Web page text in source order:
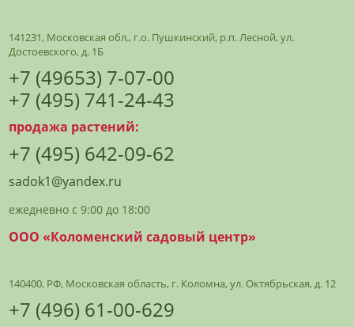
141231, Московская обл., г.о. Пушкинский, р.п. Лесной, ул.
Достоевского, д. 1Б
+7 (49653) 7-07-00
+7 (495) 741-24-43
продажа растений:
+7 (495) 642-09-62
sadok1@yandex.ru
ежедневно с 9:00 до 18:00
ООО «Коломенский садовый центр»
140400, РФ, Московская область, г. Коломна, ул. Октябрьская, д. 12
+7 (496) 61-00-629